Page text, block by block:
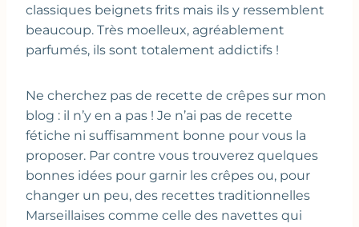
classiques beignets frits mais ils y ressemblent
beaucoup. Très moelleux, agréablement
parfumés, ils sont totalement addictifs !
Ne cherchez pas de recette de crêpes sur mon
blog : il n’y en a pas ! Je n’ai pas de recette
fétiche ni suffisamment bonne pour vous la
proposer. Par contre vous trouverez quelques
bonnes idées pour garnir les crêpes ou, pour
changer un peu, des recettes traditionnelles
Marseillaises comme celle des navettes qui